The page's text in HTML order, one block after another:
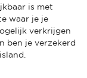
is met
waar je je
verkrijgen
ben je verzekerd